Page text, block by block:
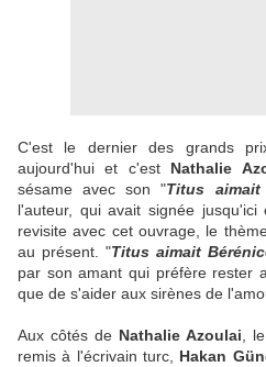
C'est le dernier des grands
aujourd'hui et c'est Nathalie
sésame avec son "Titus aimait
l'auteur, qui avait signée
revisite avec cet ouvrage, le
au présent. "Titus aimait
par son amant qui préfère rester
que de s'aider aux sirènes de
Aux côtés de Nathalie Azoulai , le
remis à l'écrivain turc, Hakan